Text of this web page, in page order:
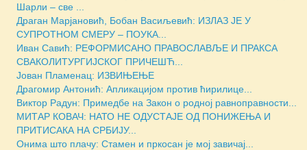
Шарли – све ...
Драган Марјановић, Бобан Васиљевић: ИЗЛАЗ ЈЕ У
СУПРОТНОМ СМЕРУ – ПОУКА...
Иван Савић: РЕФОРМИСАНО ПРАВОСЛАВЉЕ И ПРАКСА
СВАКОЛИТУРГИЈСКОГ ПРИЧЕШЋ...
Јован Пламенац: ИЗВИЊЕЊЕ
Драгомир Антонић: Апликацијом против ћирилице...
Виктор Радун: Примедбе на Закон о родној равноправности...
МИТАР КОВАЧ: НАТО НЕ ОДУСТАЈЕ ОД ПОНИЖЕЊА И
ПРИТИСАКА НА СРБИЈУ...
Онима што плачу: Стамен и пркосан је мој завичај...